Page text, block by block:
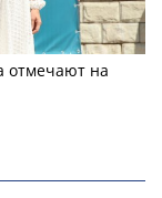
отмечают на